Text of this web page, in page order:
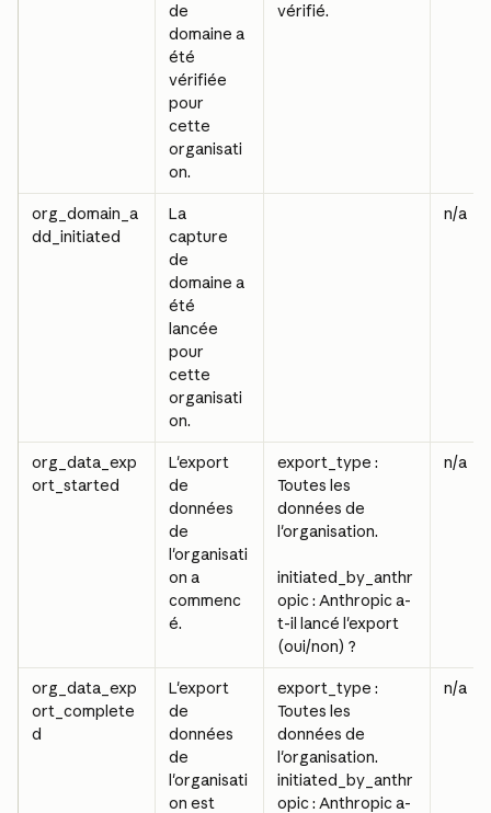
de
domaine a
été
vérifiée
pour
cette
organisati
on.
vérifié.
org_domain_a
dd_initiated
La
capture
de
domaine a
été
lancée
pour
cette
organisati
on.
n/a
org_data_exp
ort_started
L'export
de
données
de
l'organisati
on a
commenc
é.
export_type :
Toutes les
données de
l'organisation.
initiated_by_anthr
opic : Anthropic a-
t-il lancé l'export
(oui/non) ?
n/a
org_data_exp
ort_complete
d
L'export
de
données
de
l'organisati
on est
export_type :
Toutes les
données de
l'organisation.
initiated_by_anthr
opic : Anthropic a-
n/a